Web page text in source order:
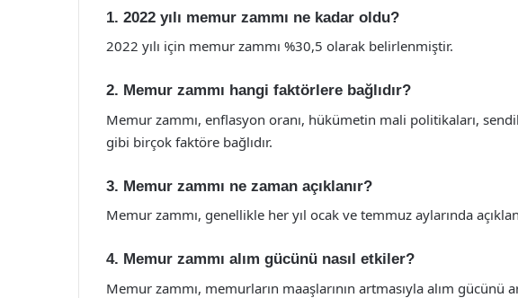
1. 2022 yılı memur zammı ne kadar oldu?
2022 yılı için memur zammı %30,5 olarak belirlenmiştir.
2. Memur zammı hangi faktörlere bağlıdır?
Memur zammı, enflasyon oranı, hükümetin mali politikaları,
gibi birçok faktöre bağlıdır.
3. Memur zammı ne zaman açıklanır?
Memur zammı, genellikle her yıl ocak ve temmuz aylarında
4. Memur zammı alım gücünü nasıl etkiler?
Memur zammı, memurların maaşlarının artmasıyla alım gücünü